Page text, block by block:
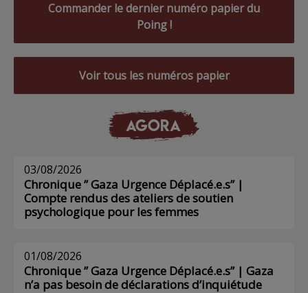
Commander le dernier numéro papier du
Poing !
Voir tous les numéros papier
AGORA
03/08/2026
Chronique ” Gaza Urgence Déplacé.e.s” |
Compte rendus des ateliers de soutien
psychologique pour les femmes
01/08/2026
Chronique ” Gaza Urgence Déplacé.e.s” | Gaza
n’a pas besoin de déclarations d’inquiétude